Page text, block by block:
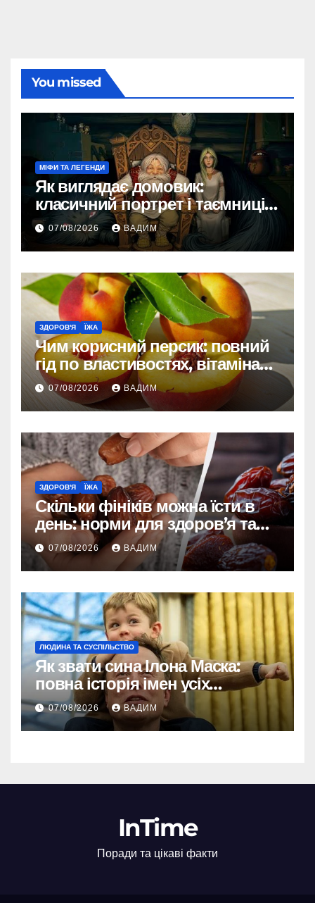
You missed
МІФИ ТА ЛЕГЕНДИ
Як виглядає домовик:
класичний портрет і таємниці
зовнішності
07/08/2026 ВАДИМ
ЗДОРОВ'Я ЇЖА
Чим корисний персик: повний
гід по властивостях, вітамінах і
впливі на організм
07/08/2026 ВАДИМ
ЗДОРОВ'Я ЇЖА
Скільки фініків можна їсти в
день: норми для здоров’я та
енергії
07/08/2026 ВАДИМ
ЛЮДИНА ТА СУСПІЛЬСТВО
Як звати сина Ілона Маска:
повна історія імен усіх
хлопчиків мільярдера
07/08/2026 ВАДИМ
InTime
Поради та цікаві факти